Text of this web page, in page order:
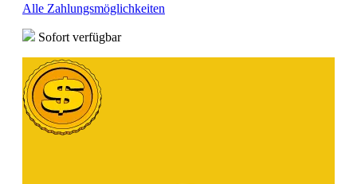
Alle Zahlungsmöglichkeiten
Sofort verfügbar